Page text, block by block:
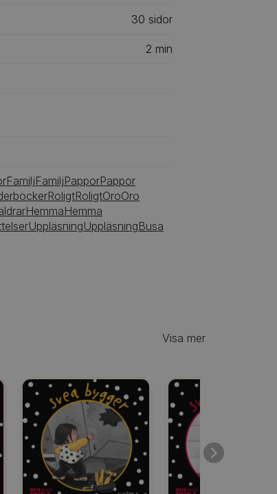
30 ‎‎ sidor
2 min
FamiljFamiljPapporPappor
RoligtRoligtOroOro
HemmaHemma
UppläsningUppläsningBusa
Visa mer